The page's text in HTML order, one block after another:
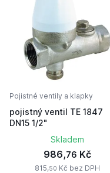
Pojistné ventily a klapky
pojistný ventil TE 1847
DN15 1/2"
Skladem
986,76 Kč
815,50 Kč bez DPH